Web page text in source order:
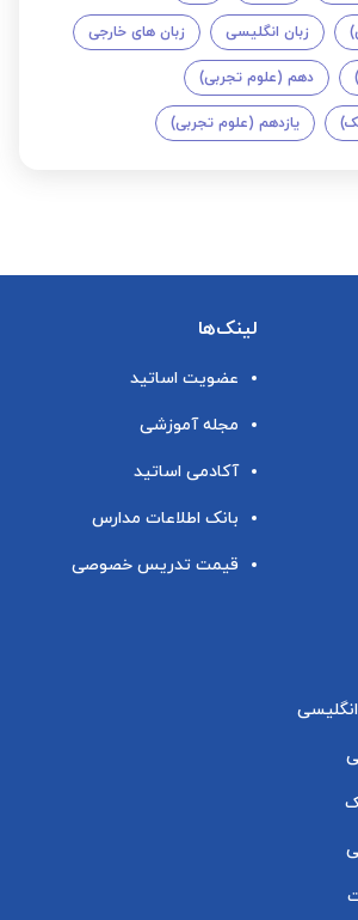
زبان انگلیسی زبان های خارجی
دهم (علوم تجربی)
یازدهم (علوم تجربی)
لینک‌ها
عضویت اساتید
مجله آموزشی
آکادمی اساتید
بانک اطلاعات مدارس
قیمت تدریس خصوصی